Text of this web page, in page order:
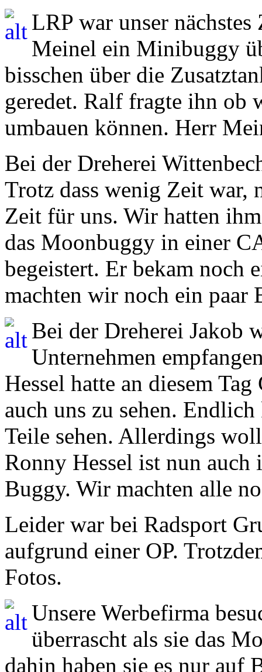
LRP war unser
Meinel ein Minibuggy
bisschen über die
geredet. Ralf fragte ihn ob
umbauen können. Herr
Bei der Dreherei
Trotz dass wenig Zeit war,
Zeit für uns. Wir hatten
das Moonbuggy in einer
begeistert. Er bekam noch
machten wir noch ein paar
Bei der Dreherei Jakob
Unternehmen
Hessel hatte an diesem
auch uns zu sehen.
Teile sehen. Allerdings
Ronny Hessel ist nun auch
Buggy. Wir machten alle
Leider war bei Radsport
aufgrund einer OP.
Fotos.
Unsere Werbefirma
überrascht als sie das
dahin haben sie es nur auf